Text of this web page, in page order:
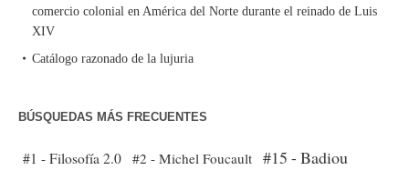
comercio colonial en América del Norte durante el reinado de Luis
XIV
Catálogo razonado de la lujuria
BÚSQUEDAS MÁS FRECUENTES
#1 - Filosofía 2.0 #2 - Michel Foucault #15 - Badiou